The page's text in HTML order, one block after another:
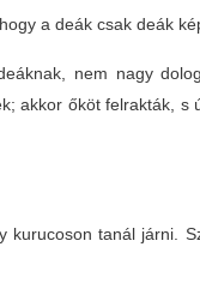
a deák csak deák
nem nagy
akkor őköt felrakták,
kurucoson tanál járni.